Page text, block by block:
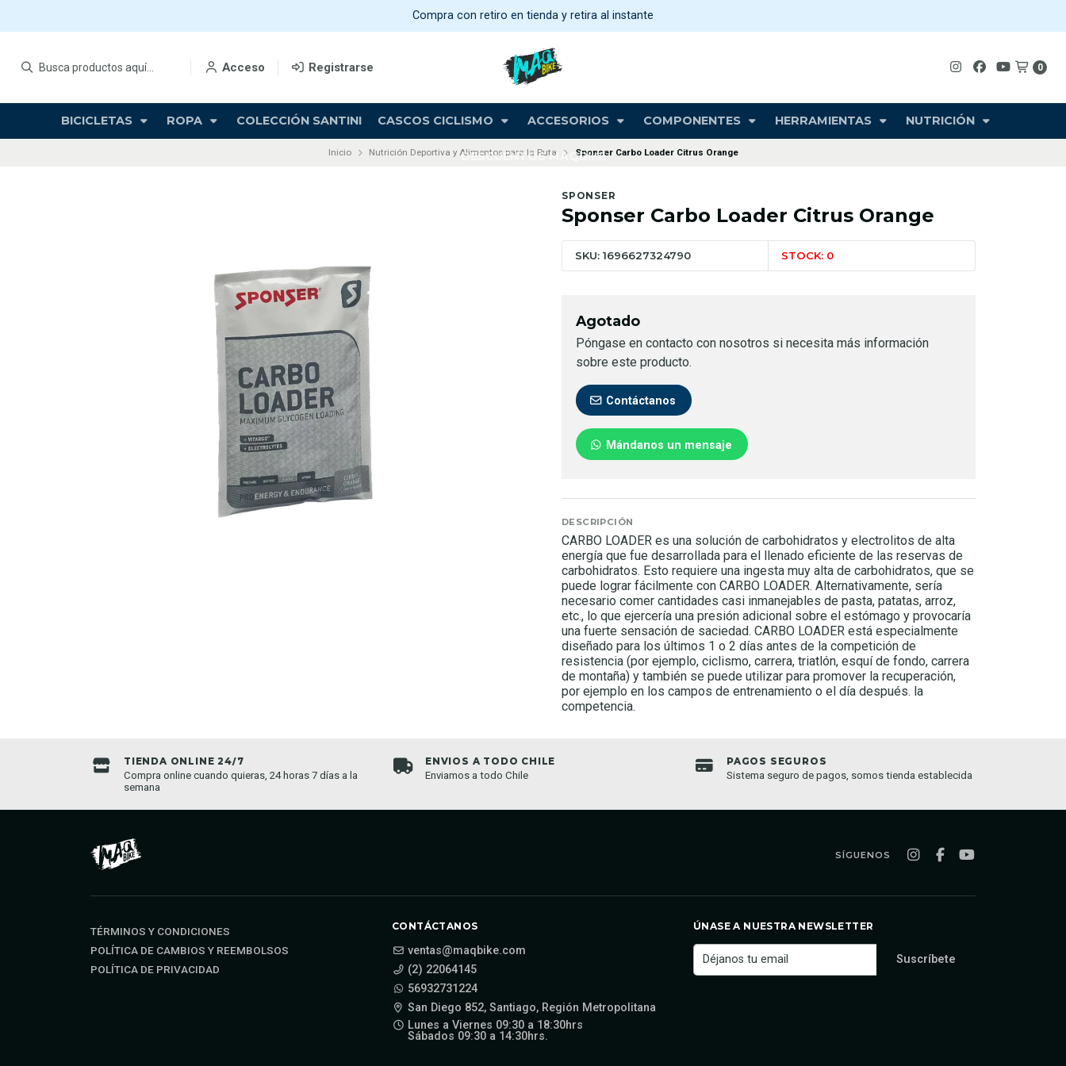
Acceso Registrarse 0
BICICLETAS ROPA COLECCIÓN SANTINI CASCOS CICLISMO ACCESORIOS COMPONENTES HERRAMIENTAS NUTRICIÓN
DESCUENTOS MAQBIKE
Compra con retiro en tienda y retira al instante
Inicio Nutrición Deportiva y Alimentos para la Ruta Sponser Carbo Loader Citrus Orange
SPONSER
Sponser Carbo Loader Citrus Orange
SKU: 1696627324790 STOCK: 0
Agotado
Póngase en contacto con nosotros si necesita más información
sobre este producto.
Contáctanos
Mándanos un mensaje
DESCRIPCIÓN
CARBO LOADER es una solución de carbohidratos y electrolitos de alta
energía que fue desarrollada para el llenado eficiente de las reservas de
carbohidratos. Esto requiere una ingesta muy alta de carbohidratos, que se
puede lograr fácilmente con CARBO LOADER. Alternativamente, sería
necesario comer cantidades casi inmanejables de pasta, patatas, arroz,
etc., lo que ejercería una presión adicional sobre el estómago y provocaría
una fuerte sensación de saciedad. CARBO LOADER está especialmente
diseñado para los últimos 1 o 2 días antes de la competición de
resistencia (por ejemplo, ciclismo, carrera, triatlón, esquí de fondo, carrera
de montaña) y también se puede utilizar para promover la recuperación,
por ejemplo en los campos de entrenamiento o el día después. la
competencia.
TIENDA ONLINE 24/7
Compra online cuando quieras, 24 horas 7 días a la
semana
ENVIOS A TODO CHILE
Enviamos a todo Chile
PAGOS SEGUROS
Sistema seguro de pagos, somos tienda establecida
SÍGUENOS
TÉRMINOS Y CONDICIONES
POLÍTICA DE CAMBIOS Y REEMBOLSOS
POLÍTICA DE PRIVACIDAD
CONTÁCTANOS
ventas@maqbike.com
(2) 22064145
56932731224
San Diego 852, Santiago, Región Metropolitana
Lunes a Viernes 09:30 a 18:30hrs
Sábados 09:30 a 14:30hrs.
ÚNASE A NUESTRA NEWSLETTER